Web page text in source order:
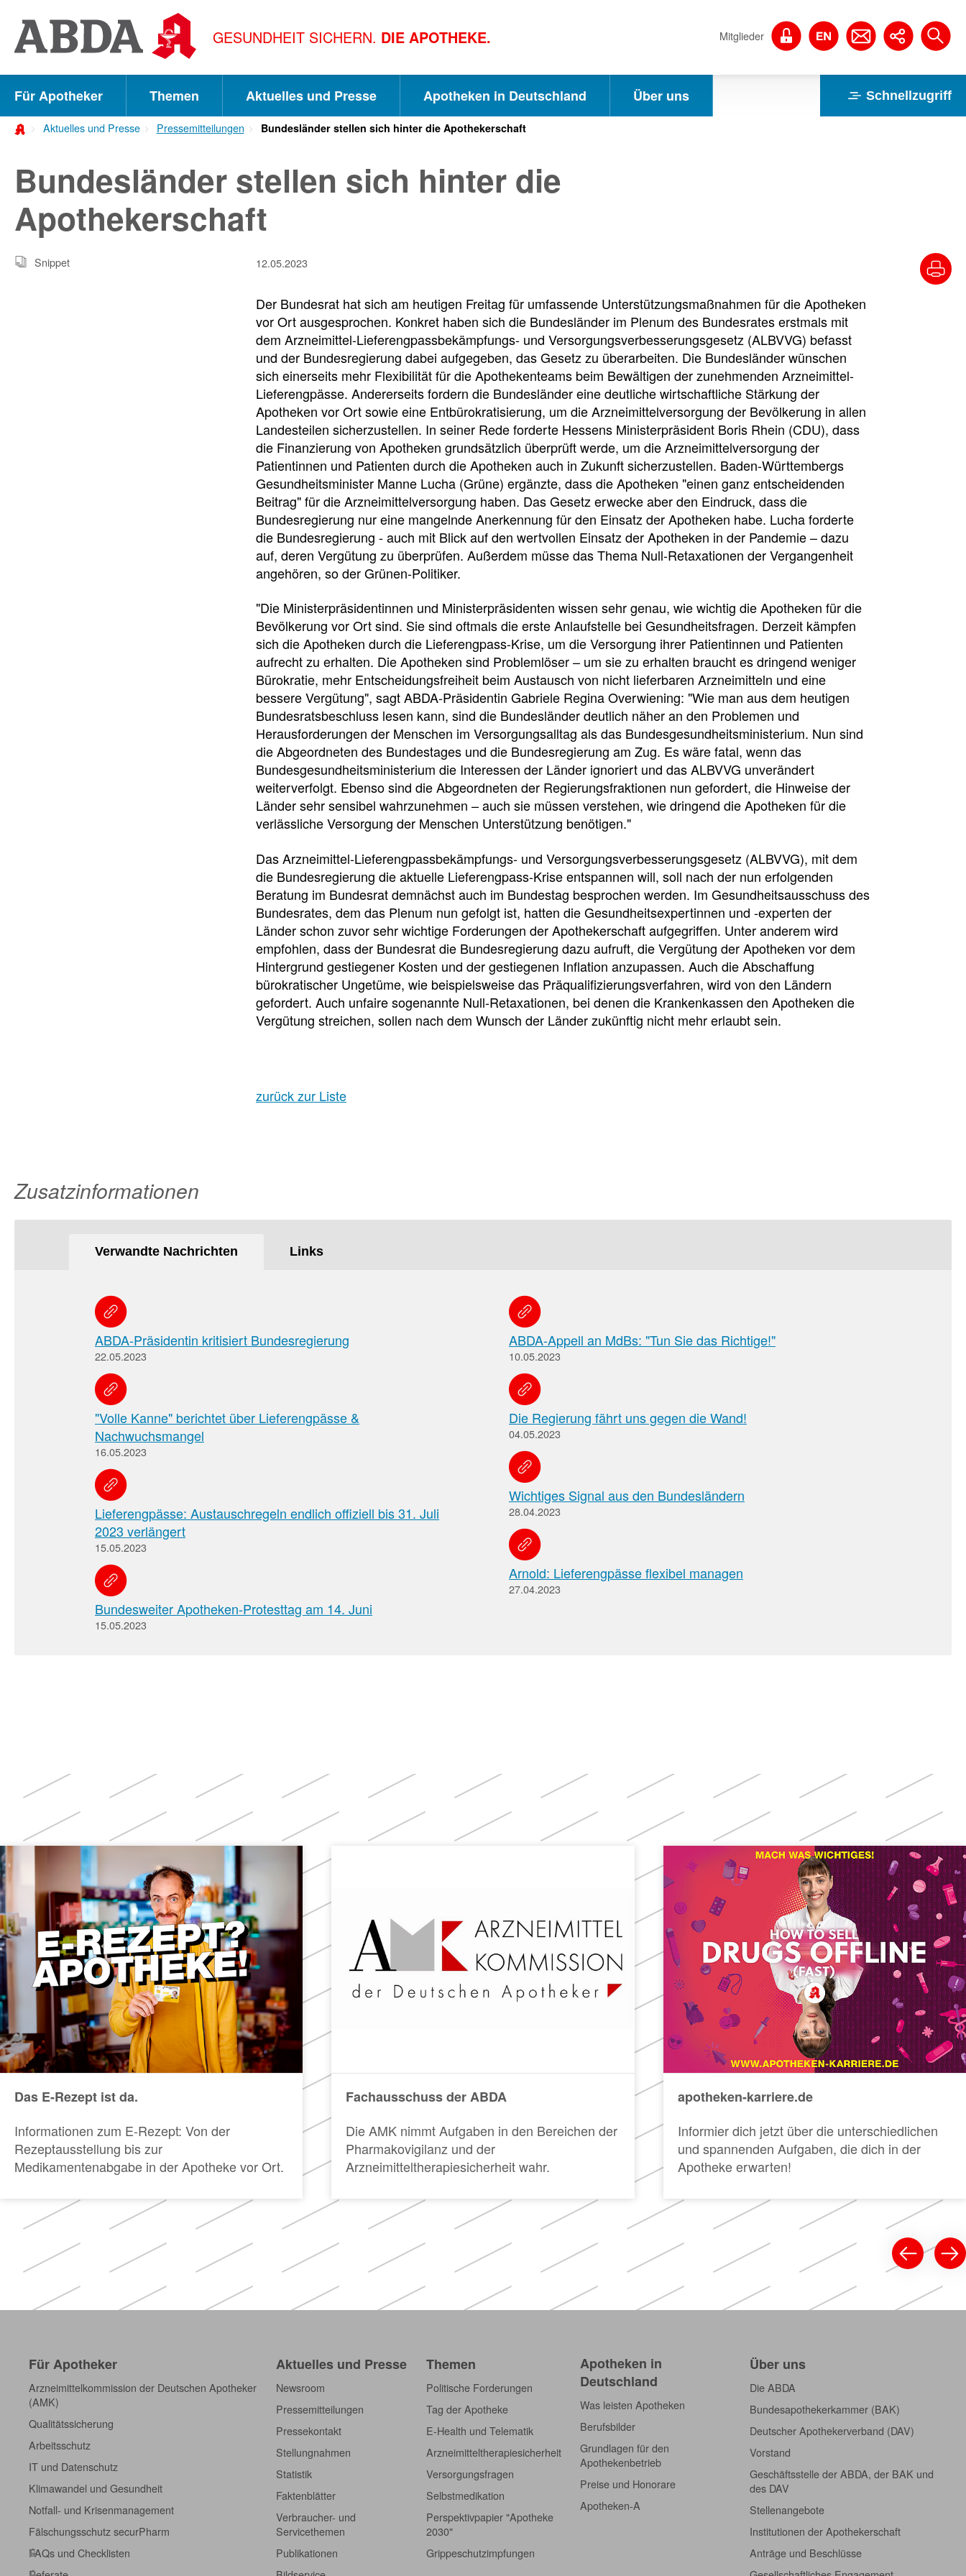
direkt
zu:
zur
Hauptnavigation
zur
zum
Inhalt
Suche
GESUNDHEIT SICHERN. DIE APOTHEKE. Mitglieder
Für Apotheker Themen Aktuelles und Presse Apotheken in Deutschland Über uns Schnellzugriff
Aktuelles und Presse Pressemitteilungen Bundesländer stellen sich hinter die Apothekerschaft
Bundesländer stellen sich hinter die
Apothekerschaft
Snippet 12.05.2023
Der Bundesrat hat sich am heutigen Freitag für umfassende Unterstützungsmaßnahmen für die Apotheken
vor Ort ausgesprochen. Konkret haben sich die Bundesländer im Plenum des Bundesrates erstmals mit
dem Arzneimittel-Lieferengpassbekämpfungs- und Versorgungsverbesserungsgesetz (ALBVVG) befasst
und der Bundesregierung dabei aufgegeben, das Gesetz zu überarbeiten. Die Bundesländer wünschen
sich einerseits mehr Flexibilität für die Apothekenteams beim Bewältigen der zunehmenden Arzneimittel-
Lieferengpässe. Andererseits fordern die Bundesländer eine deutliche wirtschaftliche Stärkung der
Apotheken vor Ort sowie eine Entbürokratisierung, um die Arzneimittelversorgung der Bevölkerung in allen
Landesteilen sicherzustellen. In seiner Rede forderte Hessens Ministerpräsident Boris Rhein (CDU), dass
die Finanzierung von Apotheken grundsätzlich überprüft werde, um die Arzneimittelversorgung der
Patientinnen und Patienten durch die Apotheken auch in Zukunft sicherzustellen. Baden-Württembergs
Gesundheitsminister Manne Lucha (Grüne) ergänzte, dass die Apotheken "einen ganz entscheidenden
Beitrag" für die Arzneimittelversorgung haben. Das Gesetz erwecke aber den Eindruck, dass die
Bundesregierung nur eine mangelnde Anerkennung für den Einsatz der Apotheken habe. Lucha forderte
die Bundesregierung - auch mit Blick auf den wertvollen Einsatz der Apotheken in der Pandemie – dazu
auf, deren Vergütung zu überprüfen. Außerdem müsse das Thema Null-Retaxationen der Vergangenheit
angehören, so der Grünen-Politiker.
"Die Ministerpräsidentinnen und Ministerpräsidenten wissen sehr genau, wie wichtig die Apotheken für die
Bevölkerung vor Ort sind. Sie sind oftmals die erste Anlaufstelle bei Gesundheitsfragen. Derzeit kämpfen
sich die Apotheken durch die Lieferengpass-Krise, um die Versorgung ihrer Patientinnen und Patienten
aufrecht zu erhalten. Die Apotheken sind Problemlöser – um sie zu erhalten braucht es dringend weniger
Bürokratie, mehr Entscheidungsfreiheit beim Austausch von nicht lieferbaren Arzneimitteln und eine
bessere Vergütung", sagt ABDA-Präsidentin Gabriele Regina Overwiening: "Wie man aus dem heutigen
Bundesratsbeschluss lesen kann, sind die Bundesländer deutlich näher an den Problemen und
Herausforderungen der Menschen im Versorgungsalltag als das Bundesgesundheitsministerium. Nun sind
die Abgeordneten des Bundestages und die Bundesregierung am Zug. Es wäre fatal, wenn das
Bundesgesundheitsministerium die Interessen der Länder ignoriert und das ALBVVG unverändert
weiterverfolgt. Ebenso sind die Abgeordneten der Regierungsfraktionen nun gefordert, die Hinweise der
Länder sehr sensibel wahrzunehmen – auch sie müssen verstehen, wie dringend die Apotheken für die
verlässliche Versorgung der Menschen Unterstützung benötigen."
Das Arzneimittel-Lieferengpassbekämpfungs- und Versorgungsverbesserungsgesetz (ALBVVG), mit dem
die Bundesregierung die aktuelle Lieferengpass-Krise entspannen will, soll nach der nun erfolgenden
Beratung im Bundesrat demnächst auch im Bundestag besprochen werden. Im Gesundheitsausschuss des
Bundesrates, dem das Plenum nun gefolgt ist, hatten die Gesundheitsexpertinnen und -experten der
Länder schon zuvor sehr wichtige Forderungen der Apothekerschaft aufgegriffen. Unter anderem wird
empfohlen, dass der Bundesrat die Bundesregierung dazu aufruft, die Vergütung der Apotheken vor dem
Hintergrund gestiegener Kosten und der gestiegenen Inflation anzupassen. Auch die Abschaffung
bürokratischer Ungetüme, wie beispielsweise das Präqualifizierungsverfahren, wird von den Ländern
gefordert. Auch unfaire sogenannte Null-Retaxationen, bei denen die Krankenkassen den Apotheken die
Vergütung streichen, sollen nach dem Wunsch der Länder zukünftig nicht mehr erlaubt sein.
zurück zur Liste
Zusatzinformationen
Verwandte Nachrichten Links
ABDA-Präsidentin kritisiert Bundesregierung
22.05.2023
"Volle Kanne" berichtet über Lieferengpässe &
Nachwuchsmangel
16.05.2023
Lieferengpässe: Austauschregeln endlich offiziell bis 31. Juli
2023 verlängert
15.05.2023
Bundesweiter Apotheken-Protesttag am 14. Juni
15.05.2023
ABDA-Appell an MdBs: "Tun Sie das Richtige!"
10.05.2023
Die Regierung fährt uns gegen die Wand!
04.05.2023
Wichtiges Signal aus den Bundesländern
28.04.2023
Arnold: Lieferengpässe flexibel managen
27.04.2023
S
n
e
l
l
z
u
g
r
i
f
f
Tauchen
Sie
direkt
ein
Leitlinien
Leitlinien
und
Arbeitshilfen
der
Bundesapothekerkammer
Pharmazeutische
Dienstleistungen
Apothekenteams
informieren.
Meldung zum
Apothekenverzeichnis
und Beitrittserklärung
zum Rahmenvertrag
Hier
finden
Sie
u.
a.
den
Rahmenvertrag
über
Arzneimittelversorgung
sowie
die
TI-
Vereinbarung.
Berichtsbogen-
Formulare der
Arzneimittelkommission
Meldung
von
unerwünschten
Arzneimittelwirkungen
und
Qualitätsmängeln
in
der
Apotheke
FAQ
„Cannabisgesetz“
Häufig
gestellte
Fragen
und
Antworten
zu
den
Neuerungen
des
sog.
„Cannabisgesetzes“
S
t
e
t
e
i
l
e
n
Pressedetail
S
h
e
Weitere
Themen
Das E-Rezept ist da.
Informationen zum E-Rezept: Von der
Rezeptausstellung bis zur
Medikamentenabgabe in der Apotheke vor Ort.
Fachausschuss der ABDA
Die AMK nimmt Aufgaben in den Bereichen der
Pharmakovigilanz und der
Arzneimitteltherapiesicherheit wahr.
apotheken-karriere.de
Informier dich jetzt über die unterschiedlichen
und spannenden Aufgaben, die dich in der
Apotheke erwarten!
Für Apotheker
Arzneimittelkommission der Deutschen Apotheker
(AMK)
Qualitätssicherung
Arbeitsschutz
IT und Datenschutz
Klimawandel und Gesundheit
Notfall- und Krisenmanagement
Fälschungsschutz securPharm
FAQs und Checklisten
Aktuelles und Presse
Newsroom
Pressemitteilungen
Pressekontakt
Stellungnahmen
Statistik
Faktenblätter
Verbraucher- und
Servicethemen
Publikationen
Themen
Politische Forderungen
Tag der Apotheke
E-Health und Telematik
Arzneimitteltherapiesicherheit
Versorgungsfragen
Selbstmedikation
Perspektivpapier "Apotheke
2030"
Grippeschutzimpfungen
Apotheken in
Deutschland
Was leisten Apotheken
Berufsbilder
Grundlagen für den
Apothekenbetrieb
Preise und Honorare
Apotheken-A
Über uns
Die ABDA
Bundesapothekerkammer (BAK)
Deutscher Apothekerverband (DAV)
Vorstand
Geschäftsstelle der ABDA, der BAK und
des DAV
Stellenangebote
Institutionen der Apothekerschaft
Anträge und Beschlüsse